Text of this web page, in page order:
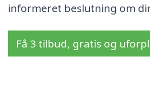
informeret beslutning om
Få 3 tilbud, gratis og